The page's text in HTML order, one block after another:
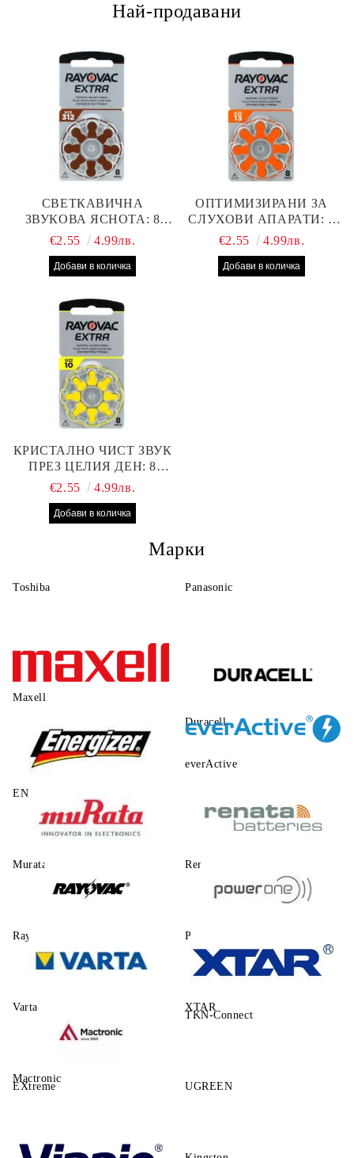
Най-продавани
СВЕТКАВИЧНА
ЗВУКОВА ЯСНОТА: 8
БРОЯ RAYOVAC EXTRA
СЛУХОВ АПАРАТ С
€2.55 4.99лв.
ОПТИМИЗИРАНИ ЗА
СЛУХОВИ АПАРАТИ: 8
БРОЯ RAYOVAC EXTRA
ПРОИЗВОДИТЕЛНОСТ
€2.55 4.99лв.
КРИСТАЛНО ЧИСТ ЗВУК
ПРЕЗ ЦЕЛИЯ ДЕН: 8
БРОЯ RAYOVAC EXTRA
АПАРАТ
€2.55 4.99лв.
Марки
Toshiba Panasonic
Maxell
Duracell
ENERGIZER
everActive
Murata Renata
Rayovac Power One
Varta XTAR
Mactronic
TKN-Connect
EXtreme UGREEN